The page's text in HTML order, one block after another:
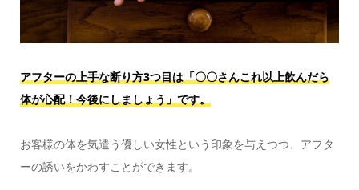
アフターの上手な断り方3つ目は「〇〇さんこれ以上飲んだら
体が心配！今後にしましょう」です。
お客様の体を気遣う優しい女性という印象を与えつつ、アフタ
ーの誘いをかわすことができます。